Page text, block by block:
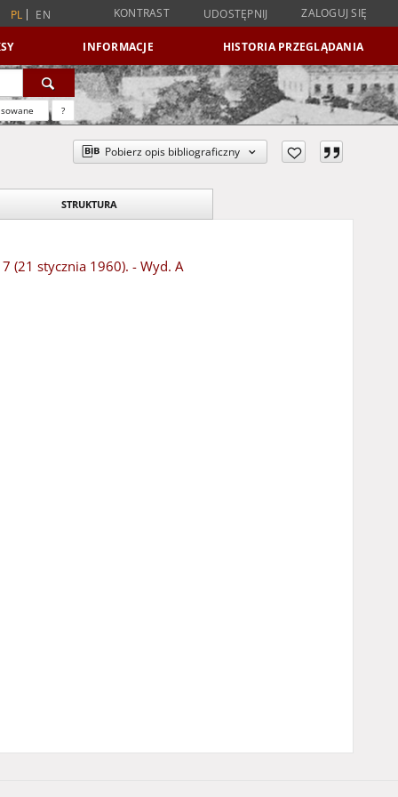
PL EN KONTRAST UDOSTĘPNIJ ZALOGUJ SIĘ
INFORMACJE HISTORIA PRZEGLĄDANIA
?
Pobierz opis bibliograficzny
STRUKTURA
(21 stycznia 1960). - Wyd. A